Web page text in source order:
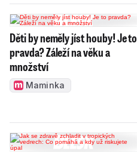
Děti by neměly jíst houby! Je to
pravda? Záleží na věku a
množství
Maminka